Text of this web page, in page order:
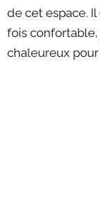
de cet espace.
fois
chaleureux